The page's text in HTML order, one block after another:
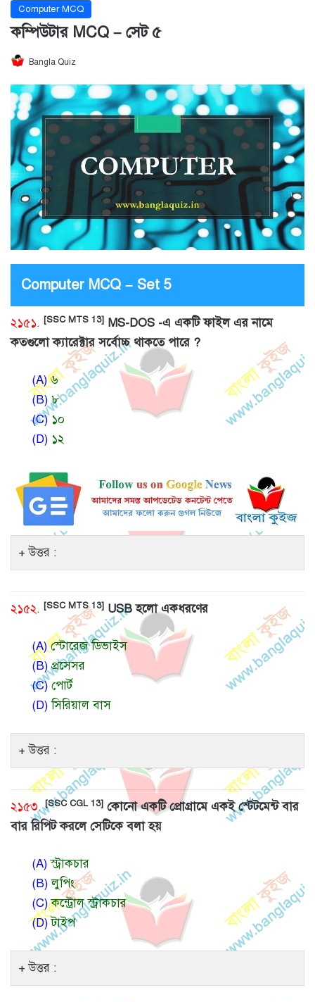
Computer MCQ
কম্পিউটার MCQ – সেট ৫
Bangla Quiz
Computer MCQ – Set 5
২১৫১. [SSC MTS 13] MS-DOS -এ একটি ফাইল এর নামে
কতগুলো ক্যারেক্টার সর্বোচ্চ থাকতে পারে ?
(A)৬
(B)৮
(C)১০
(D) ১২
উত্তর :
২১৫২. [SSC MTS 13] USB হলো একধরণের
(A)স্টোরেজ ডিভাইস
(B)প্রসেসর
(C) পোর্ট
(D)সিরিয়াল বাস
উত্তর :
২১৫৩. [SSC CGL 13] কোনো একটি প্রোগ্রামে একই স্টেটমেন্ট বার
বার রিপিট করলে সেটিকে বলা হয়
(A)স্ট্রাকচার
(B)লুপিং
(C)কন্ট্রোল স্ট্রাকচার
(D)টাইপ
উত্তর :